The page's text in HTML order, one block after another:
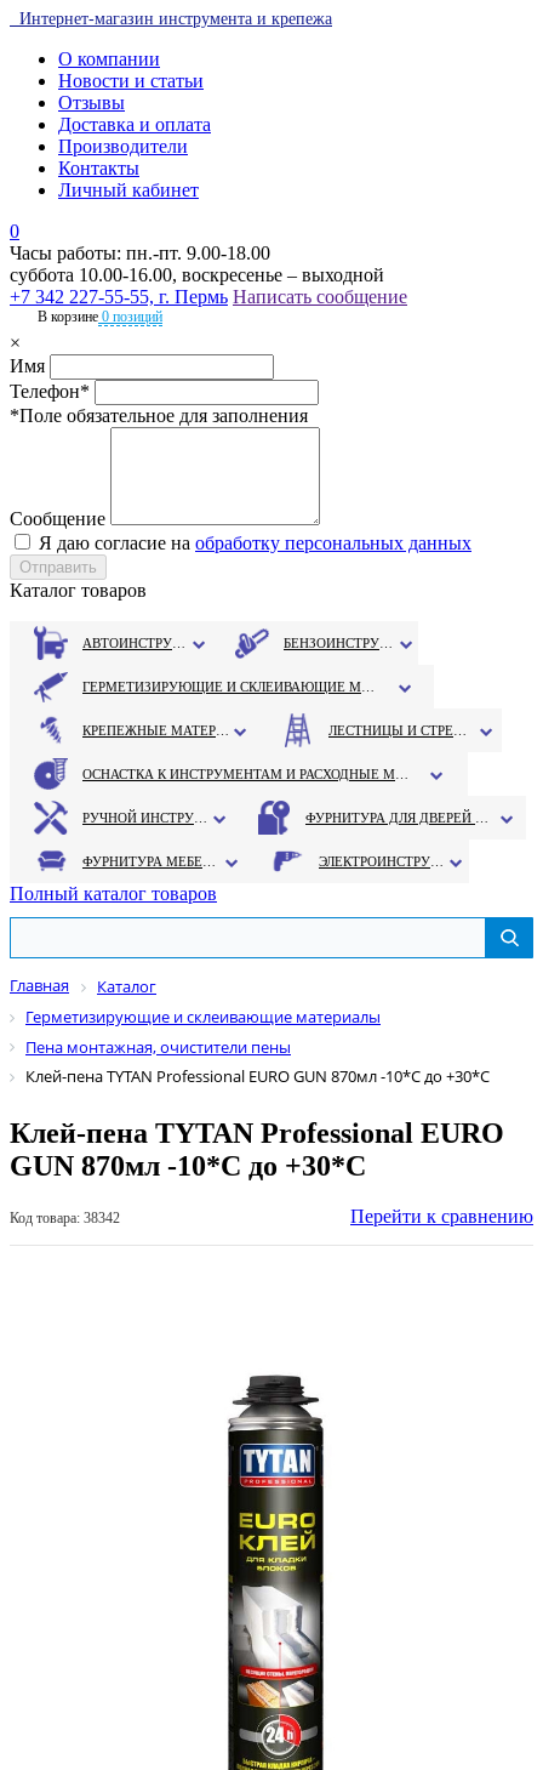
Интернет-магазин инструмента и крепежа
О компании
Новости и статьи
Отзывы
Доставка и оплата
Производители
Контакты
Личный кабинет
0
Часы работы: пн.-пт. 9.00-18.00
суббота 10.00-16.00, воскресенье – выходной
+7 342 227-55-55, г. Пермь Написать сообщение
В корзине 0 позиций
×
Имя
Телефон*
*Поле обязательное для заполнения
Сообщение
Я даю согласие на обработку персональных данных
Каталог товаров
Полный каталог товаров
Главная
Каталог
Герметизирующие и склеивающие материалы
Пена монтажная, очистители пены
Клей-пена TYTAN Professional EURO GUN 870мл -10*С до +30*С
Клей-пена TYTAN Professional EURO
GUN 870мл -10*С до +30*С
Код товара: 38342 Перейти к сравнению